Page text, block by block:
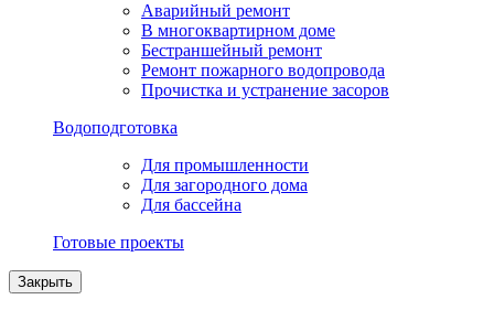
Аварийный ремонт
В многоквартирном доме
Бестраншейный ремонт
Ремонт пожарного водопровода
Прочистка и устранение засоров
Водоподготовка
Для промышленности
Для загородного дома
Для бассейна
Готовые проекты
Закрыть